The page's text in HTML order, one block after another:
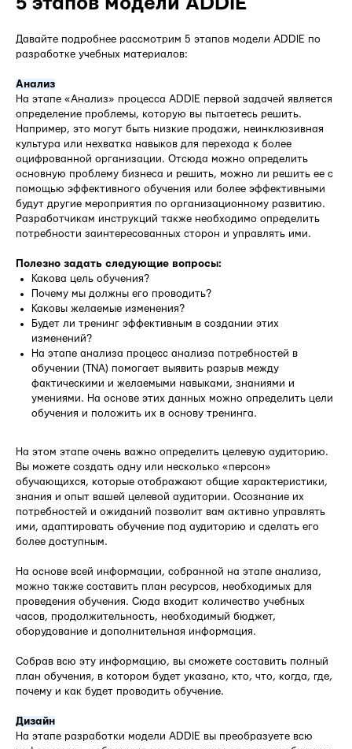
Давайте подробнее рассмотрим 5 этапов модели ADDIE по
разработке учебных материалов:
Анализ
На этапе «Анализ» процесса ADDIE первой задачей является
определение проблемы, которую вы пытаетесь решить.
Например, это могут быть низкие продажи, неинклюзивная
культура или нехватка навыков для перехода к более
оцифрованной организации. Отсюда можно определить
основную проблему бизнеса и решить, можно ли решить ее с
помощью эффективного обучения или более эффективными
будут другие мероприятия по организационному развитию.
Разработчикам инструкций также необходимо определить
потребности заинтересованных сторон и управлять ими.
Полезно задать следующие вопросы:
Какова цель обучения?
Почему мы должны его проводить?
Каковы желаемые изменения?
Будет ли тренинг эффективным в создании этих
изменений?
На этапе анализа процесс анализа потребностей в
обучении (TNA) помогает выявить разрыв между
фактическими и желаемыми навыками, знаниями и
умениями. На основе этих данных можно определить цели
обучения и положить их в основу тренинга.
На этом этапе очень важно определить целевую аудиторию.
Вы можете создать одну или несколько «персон»
обучающихся, которые отображают общие характеристики,
знания и опыт вашей целевой аудитории. Осознание их
потребностей и ожиданий позволит вам активно управлять
ими, адаптировать обучение под аудиторию и сделать его
более доступным.
На основе всей информации, собранной на этапе анализа,
можно также составить план ресурсов, необходимых для
проведения обучения. Сюда входит количество учебных
часов, продолжительность, необходимый бюджет,
оборудование и дополнительная информация.
Собрав всю эту информацию, вы сможете составить полный
план обучения, в котором будет указано, кто, что, когда, где,
почему и как будет проводить обучение.
Дизайн
На этапе разработки модели ADDIE вы преобразуете всю